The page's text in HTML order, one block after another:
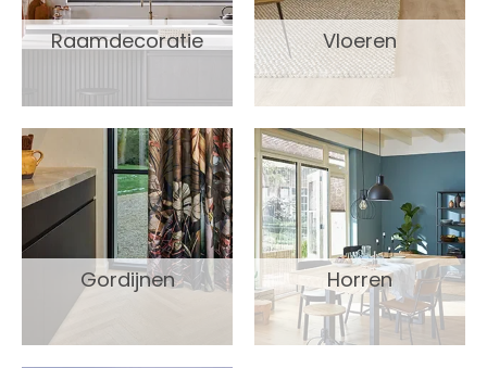
Raamdecoratie Vloeren
Gordijnen Horren